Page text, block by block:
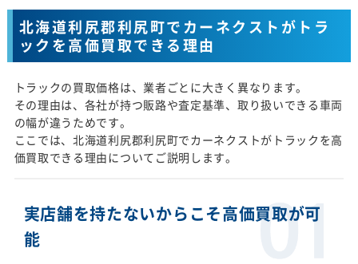
北海道利尻郡利尻町でカーネクストがトラ
ックを高価買取できる理由
トラックの買取価格は、業者ごとに大きく異なります。
その理由は、各社が持つ販路や査定基準、取り扱いできる車両
の幅が違うためです。
ここでは、北海道利尻郡利尻町でカーネクストがトラックを高
価買取できる理由についてご説明します。
実店舗を持たないからこそ高価買取が可
能